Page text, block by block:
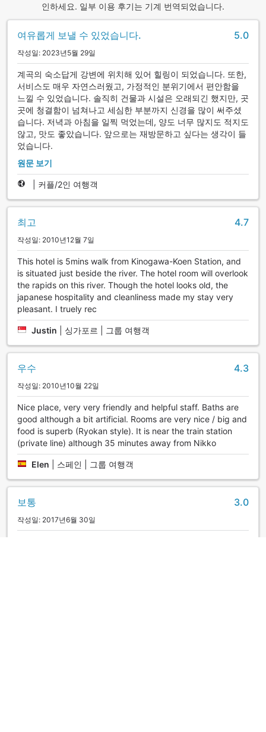
인하세요. 일부 이용 후기는 기계 번역되었습니다.
여유롭게 보낼 수 있었습니다. 5.0
작성일: 2023년5월 29일
계곡의 숙소답게 강변에 위치해 있어 힐링이 되었습니다. 또한,
서비스도 매우 자연스러웠고, 가정적인 분위기에서 편안함을
느낄 수 있었습니다. 솔직히 건물과 시설은 오래되긴 했지만, 곳
곳에 청결함이 넘쳐나고 세심한 부분까지 신경을 많이 써주셨
습니다. 저녁과 아침을 일찍 먹었는데, 양도 너무 많지도 적지도
않고, 맛도 좋았습니다. 앞으로는 재방문하고 싶다는 생각이 들
었습니다.
원문 보기
커플/2인 여행객
최고 4.7
작성일: 2010년12월 7일
This hotel is 5mins walk from Kinogawa-Koen Station, and
is situated just beside the river. The hotel room will overlook
the rapids on this river. Though the hotel looks old, the
japanese hospitality and cleanliness made my stay very
pleasant. I truely rec
Justin 싱가포르 | 그룹 여행객
우수 4.3
작성일: 2010년10월 22일
Nice place, very very friendly and helpful staff. Baths are
good although a bit artificial. Rooms are very nice / big and
food is superb (Ryokan style). It is near the train station
(private line) although 35 minutes away from Nikko
Elen 스페인 | 그룹 여행객
보통 3.0
작성일: 2017년6월 30일